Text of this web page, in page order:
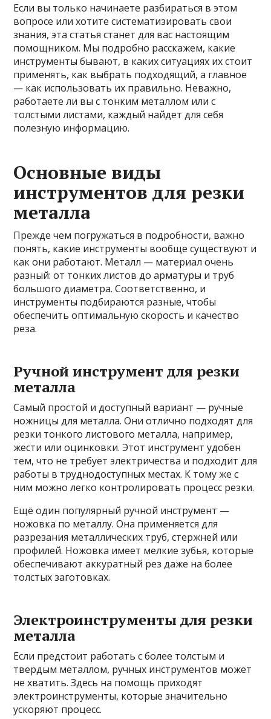
Если вы только начинаете разбираться в этом
вопросе или хотите систематизировать свои
знания, эта статья станет для вас настоящим
помощником. Мы подробно расскажем, какие
инструменты бывают, в каких ситуациях их стоит
применять, как выбрать подходящий, а главное
— как использовать их правильно. Неважно,
работаете ли вы с тонким металлом или с
толстыми листами, каждый найдет для себя
полезную информацию.
Основные виды
инструментов для резки
металла
Прежде чем погружаться в подробности, важно
понять, какие инструменты вообще существуют и
как они работают. Металл — материал очень
разный: от тонких листов до арматуры и труб
большого диаметра. Соответственно, и
инструменты подбираются разные, чтобы
обеспечить оптимальную скорость и качество
реза.
Ручной инструмент для резки
металла
Самый простой и доступный вариант — ручные
ножницы для металла. Они отлично подходят для
резки тонкого листового металла, например,
жести или оцинковки. Этот инструмент удобен
тем, что не требует электричества и подходит для
работы в труднодоступных местах. К тому же с
ним можно легко контролировать процесс резки.
Ещё один популярный ручной инструмент —
ножовка по металлу. Она применяется для
разрезания металлических труб, стержней или
профилей. Ножовка имеет мелкие зубья, которые
обеспечивают аккуратный рез даже на более
толстых заготовках.
Электроинструменты для резки
металла
Если предстоит работать с более толстым и
твердым металлом, ручных инструментов может
не хватить. Здесь на помощь приходят
электроинструменты, которые значительно
ускоряют процесс.